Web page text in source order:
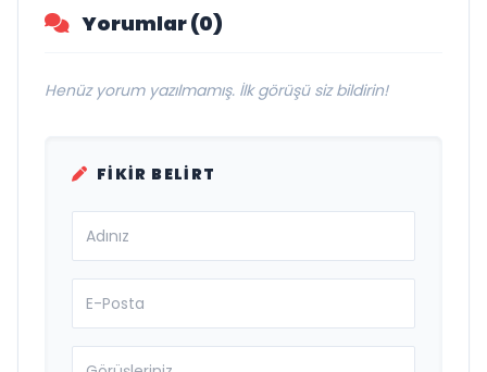
Yorumlar (0)
Henüz yorum yazılmamış. İlk görüşü siz bildirin!
FIKIR BELIRT